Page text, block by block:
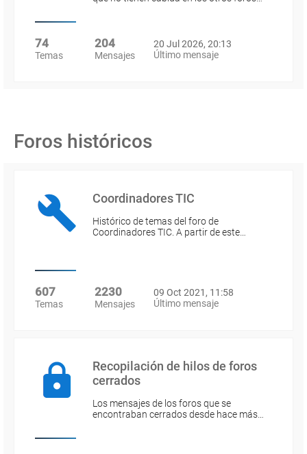
74
Temas
204
Mensajes
20 Jul 2026, 20:13
Último mensaje
Foros históricos
Coordinadores TIC
Histórico de temas del foro de
Coordinadores TIC. A partir de este…
607
Temas
2230
Mensajes
09 Oct 2021, 11:58
Último mensaje
Recopilación de hilos de foros
cerrados
Los mensajes de los foros que se
encontraban cerrados desde hace más…